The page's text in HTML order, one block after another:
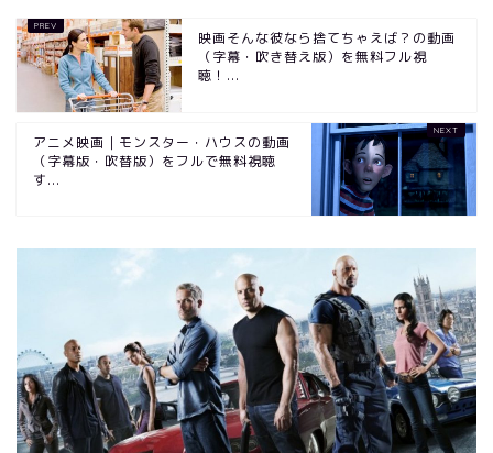
映画そんな彼なら捨てちゃえば？の動画
（字幕・吹き替え版）を無料フル視
聴！...
アニメ映画｜モンスター・ハウスの動画
（字幕版・吹替版）をフルで無料視聴
す...